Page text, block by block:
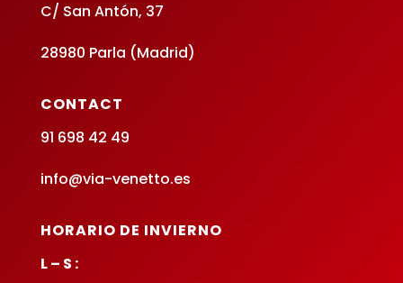
C/ San Antón, 37
28980 Parla (Madrid)
CONTACT
91 698 42 49
info@via-venetto.es
HORARIO DE INVIERNO
L – S :